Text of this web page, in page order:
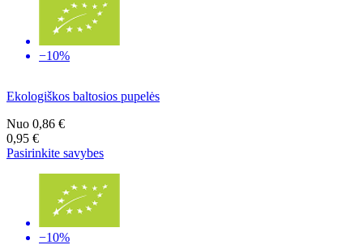
−10%
Ekologiškos baltosios pupelės
Nuo 0,86 €
0,95 €
Pasirinkite savybes
−10%